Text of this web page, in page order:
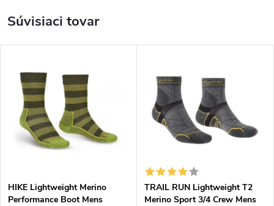
Súvisiaci tovar
HIKE Lightweight Merino
Performance Boot Mens
TRAIL RUN Lightweight T2
Merino Sport 3/4 Crew Mens